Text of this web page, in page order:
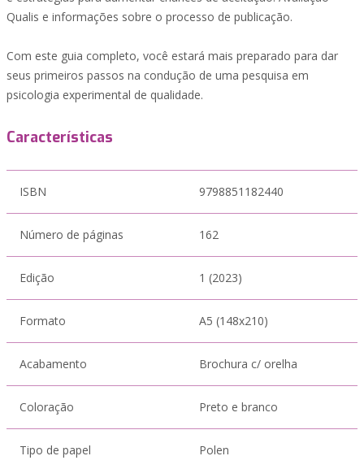
Qualis e informações sobre o processo de publicação.
Com este guia completo, você estará mais preparado para dar
seus primeiros passos na condução de uma pesquisa em
psicologia experimental de qualidade.
Características
ISBN 9798851182440
Número de páginas 162
Edição 1 (2023)
Formato A5 (148x210)
Acabamento Brochura c/ orelha
Coloração Preto e branco
Tipo de papel Polen